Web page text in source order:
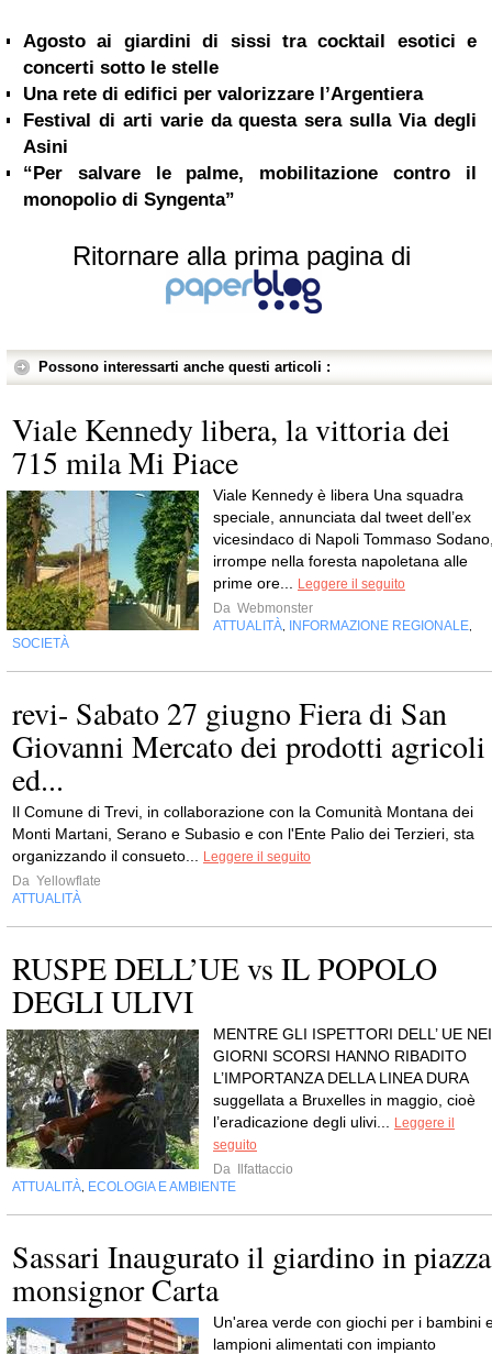
Agosto ai giardini di sissi tra cocktail esotici e
concerti sotto le stelle
Una rete di edifici per valorizzare l’Argentiera
Festival di arti varie da questa sera sulla Via degli
Asini
“Per salvare le palme, mobilitazione contro il
monopolio di Syngenta”
Ritornare alla prima pagina di
Possono interessarti anche questi articoli :
Viale Kennedy libera, la vittoria dei
715 mila Mi Piace
Viale Kennedy è libera Una squadra
speciale, annunciata dal tweet dell’ex
vicesindaco di Napoli Tommaso
irrompe nella foresta napoletana alle
prime ore...
Leggere il seguito
Da Webmonster
ATTUALITÀ
INFORMAZIONE REGIONALE
SOCIETÀ
revi- Sabato 27 giugno Fiera di San
Giovanni Mercato dei prodotti agricoli
ed...
Il Comune di Trevi, in collaborazione con la Comunità Montana dei
Monti Martani, Serano e Subasio e con l'Ente Palio dei Terzieri, sta
organizzando il consueto...
Leggere il seguito
Da Yellowflate
ATTUALITÀ
RUSPE DELL’UE vs IL POPOLO
DEGLI ULIVI
MENTRE GLI ISPETTORI DELL’ UE NEI
GIORNI SCORSI HANNO RIBADITO
L’IMPORTANZA DELLA LINEA DURA
suggellata a Bruxelles in maggio, cioè
l’eradicazione degli ulivi...
Leggere il
seguito
Da
Ilfattaccio
ATTUALITÀ ECOLOGIA E AMBIENTE
Sassari Inaugurato il giardino in piazza
monsignor Carta
Un'area verde con giochi per i bambini
lampioni alimentati con impianto